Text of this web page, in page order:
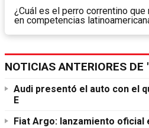
¿Cuál es el perro correntino
en competencias
NOTICIAS ANTERIORES DE
Audi presentó el auto con el
E
Fiat Argo: lanzamiento oficial